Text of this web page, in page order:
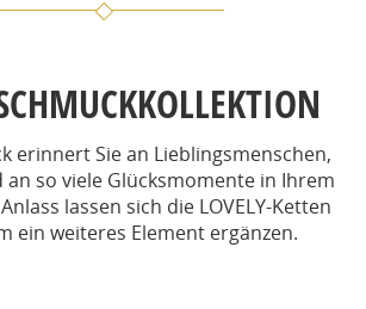
erinnert Sie an Lieblingsmenschen,
an so viele Glücksmomente in Ihrem
lassen sich die LOVELY-Ketten
ein weiteres Element ergänzen.